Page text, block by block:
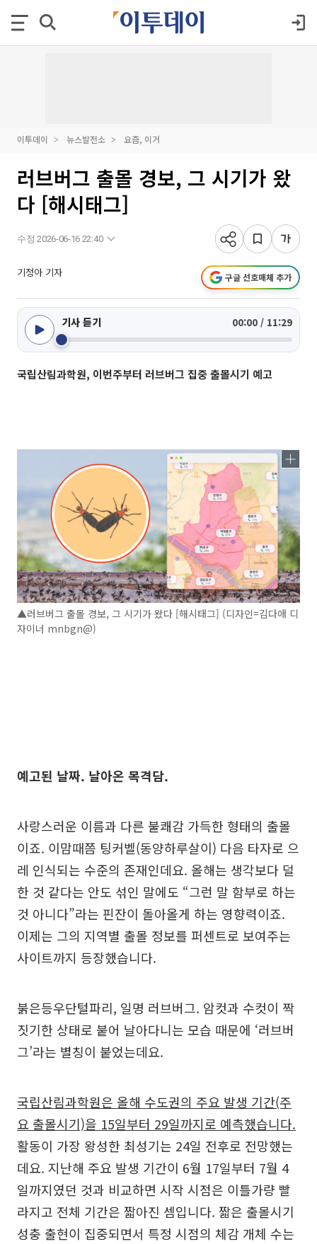
이투데이 뉴스발전소 요즘, 이거
러브버그 출몰 경보, 그 시기가 왔
다 [해시태그]
수정 2026-06-16 22:40
기정아 기자 구글 선호매체 추가
기사 듣기 00:00 / 11:29
국립산림과학원, 이번주부터 러브버그 집중 출몰시기 예고
▲러브버그 출몰 경보, 그 시기가 왔다 [해시태그] (디자인=김다애 디
자이너 mnbgn@)
예고된 날짜. 날아온 목격담.
사랑스러운 이름과 다른 불쾌감 가득한 형태의 출몰
이죠. 이맘때쯤 팅커벨(동양하루살이) 다음 타자로 으
레 인식되는 수준의 존재인데요. 올해는 생각보다 덜
한 것 같다는 안도 섞인 말에도 “그런 말 함부로 하는
것 아니다”라는 핀잔이 돌아올게 하는 영향력이죠.
이제는 그의 지역별 출몰 정보를 퍼센트로 보여주는
사이트까지 등장했습니다.
붉은등우단털파리, 일명 러브버그. 암컷과 수컷이 짝
짓기한 상태로 붙어 날아다니는 모습 때문에 ‘러브버
그’라는 별칭이 붙었는데요.
국립산림과학원은 올해 수도권의 주요 발생 기간(주
요 출몰시기)을 15일부터 29일까지로 예측했습니다.
활동이 가장 왕성한 최성기는 24일 전후로 전망했는
데요. 지난해 주요 발생 기간이 6월 17일부터 7월 4
일까지였던 것과 비교하면 시작 시점은 이틀가량 빨
라지고 전체 기간은 짧아진 셈입니다. 짧은 출몰시기
성충 출현이 집중되면서 특정 시점의 체감 개체 수는